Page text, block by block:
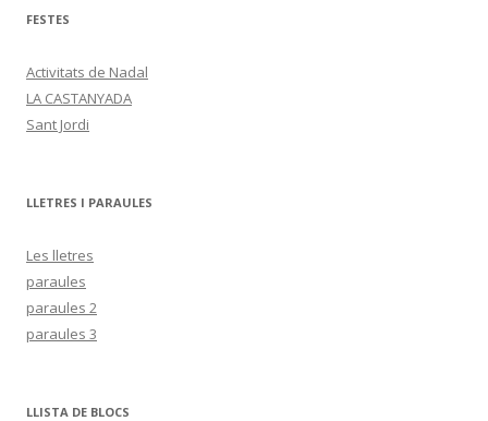
FESTES
Activitats de Nadal
LA CASTANYADA
Sant Jordi
LLETRES I PARAULES
Les lletres
paraules
paraules 2
paraules 3
LLISTA DE BLOCS